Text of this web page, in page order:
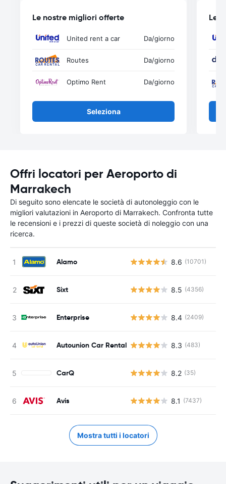
Le nostre migliori offerte
United rent a car Da/giorno
Routes Da/giorno
Optimo Rent Da/giorno
Seleziona
Le
Offri locatori per Aeroporto di
Marrakech
Di seguito sono elencate le società di autonoleggio con le
migliori valutazioni in Aeroporto di Marrakech. Confronta tutte
le recensioni e i prezzi di queste società di noleggio con una
ricerca.
Alamo 8.6 (10701)
Sixt 8.5 (4356)
Enterprise 8.4 (2409)
Autounion Car Rental 8.3 (483)
CarQ 8.2 (35)
Avis 8.1 (7437)
Mostra tutti i locatori